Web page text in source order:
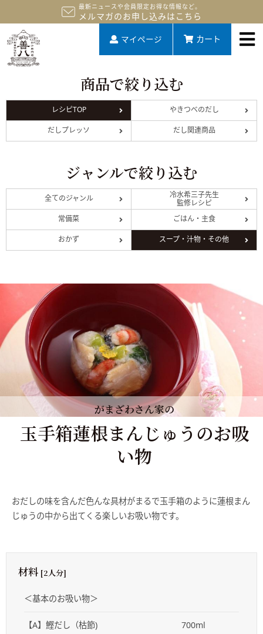
最新ニュースや会員限定お得な情報など。
メルマガのお申し込みはこちら
マイページ カート
商品で絞り込む
レシピTOP やきつべのだし
だしプレッソ だし関連商品
ジャンルで絞り込む
全てのジャンル
冷水希三子先生
監修レシピ
常備菜
ごはん・主食
おかず スープ・汁物・その他
がまざわさん家の
玉手箱蓮根まんじゅうのお吸
い物
おだしの味を含んだ色んな具材がまるで玉手箱のように蓮根まん
じゅうの中から出てくる楽しいお吸い物です。
材料 [2人分]
＜基本のお吸い物＞
【A】鰹だし（枯節) 700ml